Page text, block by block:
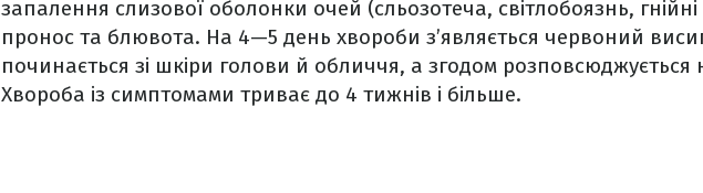
запалення слизової оболонки очей (сльозотеча, світлобоязнь,
пронос та блювота. На 4—5 день хвороби з’являється червоний
починається зі шкіри голови й обличчя, а згодом розповсюджується
Хвороба із симптомами триває до 4 тижнів і більше.